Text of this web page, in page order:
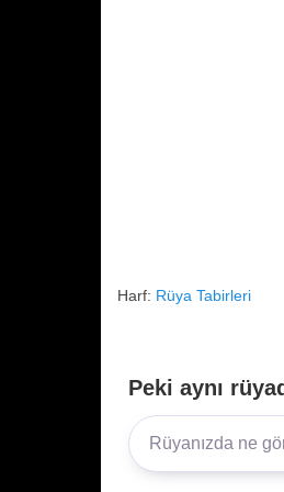
Harf: Rüya Tabirleri
Peki aynı